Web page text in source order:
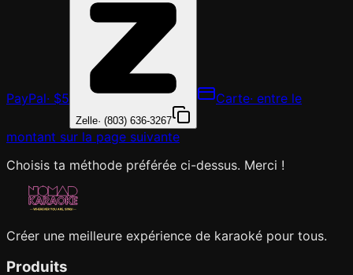
PayPal· $5
Zelle· (803) 636-3267
Carte· entre le
montant sur la page suivante
Choisis ta méthode préférée ci-dessus. Merci !
Créer une meilleure expérience de karaoké pour tous.
Produits